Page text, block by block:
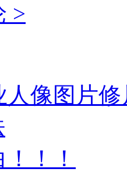
>
人像图片
！！